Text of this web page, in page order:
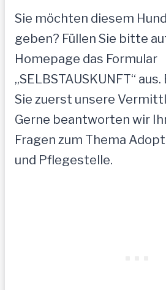
Sie möchten diesem
geben? Füllen Sie bitte
Homepage das Formular
„SELBSTAUSKUNFT“
Sie zuerst unsere
Gerne beantworten wir
Fragen zum Thema
und Pflegestelle.